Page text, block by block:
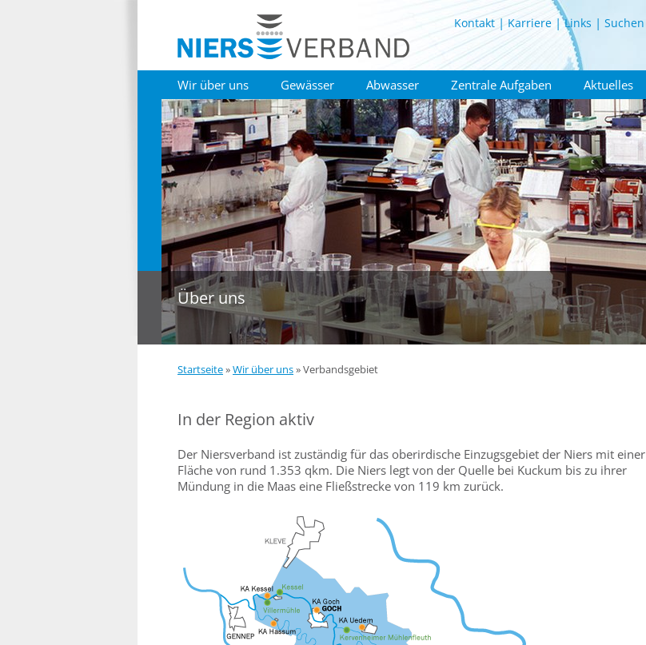
Kontakt Karriere Links Suchen
Wir über uns Gewässer Abwasser Zentrale Aufgaben Aktuelles
Über uns
Startseite»Wir über uns»Verbandsgebiet
In der Region aktiv
Der Niersverband ist zuständig für das oberirdische Einzugsgebiet der Niers mit einer
Fläche von rund 1.353 qkm. Die Niers legt von der Quelle bei Kuckum bis zu ihrer
Mündung in die Maas eine Fließstrecke von 119 km zurück.